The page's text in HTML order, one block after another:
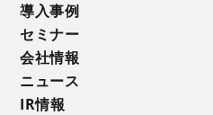
導入事例
セミナー
会社情報
ニュース
IR情報